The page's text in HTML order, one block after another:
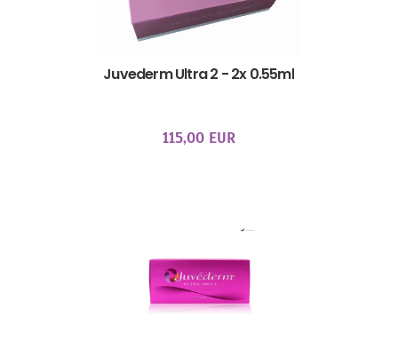
Juvederm Ultra 2 - 2x 0.55ml
115,00 EUR